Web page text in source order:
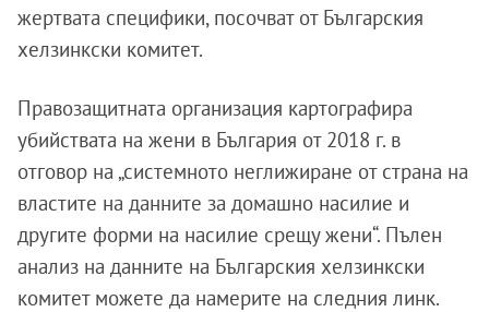
жертвата специфики, посочват от Българския
хелзинкски комитет.
Правозащитната организация картографира
убийствата на жени в България от 2018 г. в
отговор на „системното неглижиране от страна на
властите на данните за домашно насилие и
другите форми на насилие срещу жени“. Пълен
анализ на данните на Българския хелзинкски
комитет можете да намерите на следния линк.